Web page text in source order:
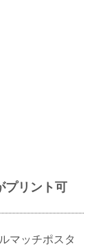
プリント可
マッチポスタ